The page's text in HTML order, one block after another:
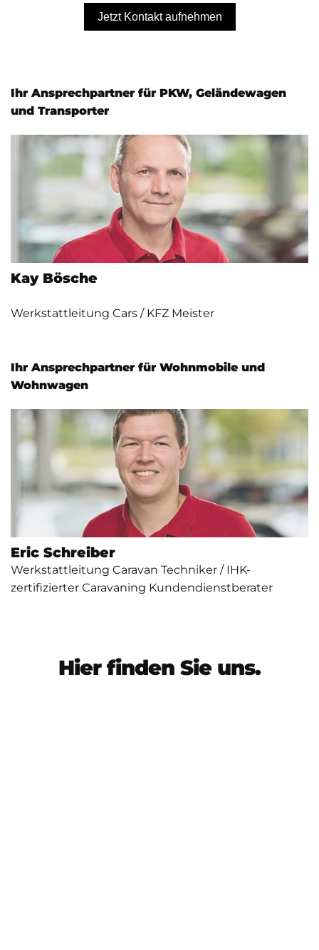
Jetzt Kontakt aufnehmen
Ihr Ansprechpartner für PKW, Geländewagen
und Transporter
Kay Bösche
Werkstattleitung Cars / KFZ Meister
Ihr Ansprechpartner für Wohnmobile und
Wohnwagen
Eric Schreiber
Werkstattleitung Caravan Techniker / IHK-
zertifizierter Caravaning Kundendienstberater
Hier finden Sie uns.